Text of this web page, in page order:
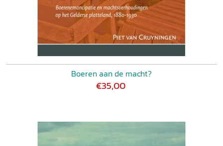
Boeren aan de macht?
€35,00